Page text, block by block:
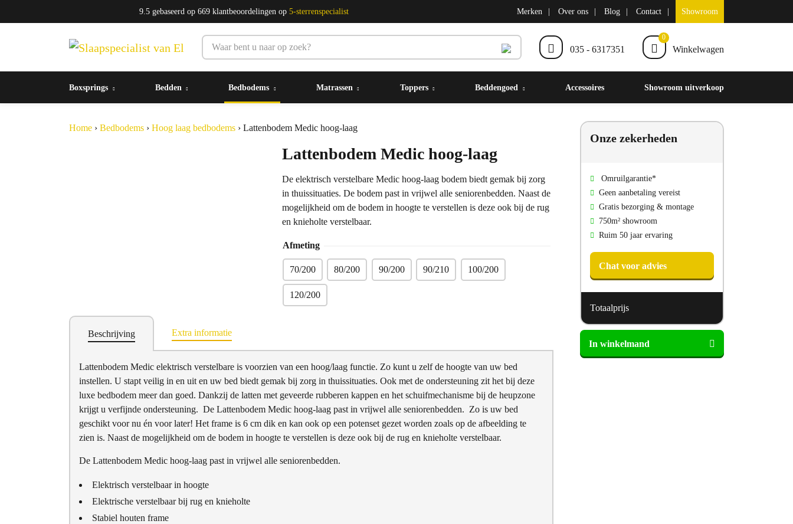
9.5 gebaseerd op 669 klantbeoordelingen op 5-sterrenspecialist Merken Over ons Blog Contact Showroom
035 - 6317351
0
Winkelwagen
Boxsprings Bedden Bedbodems Matrassen Toppers Beddengoed Accessoires Showroom uitverkoop
Home › Bedbodems › Hoog laag bedbodems › Lattenbodem Medic hoog-laag
Lattenbodem Medic hoog-laag
De elektrisch verstelbare Medic hoog-laag bodem biedt gemak bij zorg
in thuissituaties. De bodem past in vrijwel alle seniorenbedden. Naast de
mogelijkheid om de bodem in hoogte te verstellen is deze ook bij de rug
en knieholte verstelbaar.
Afmeting
70/200 80/200 90/200 90/210 100/200
120/200
Beschrijving Extra informatie
Lattenbodem Medic elektrisch verstelbare is voorzien van een hoog/laag functie. Zo kunt u zelf de hoogte van uw bed
instellen. U stapt veilig in en uit en uw bed biedt gemak bij zorg in thuissituaties. Ook met de ondersteuning zit het bij deze
luxe bedbodem meer dan goed. Dankzij de latten met geveerde rubberen kappen en het schuifmechanisme bij de heupzone
krijgt u verfijnde ondersteuning. De Lattenbodem Medic hoog-laag past in vrijwel alle seniorenbedden. Zo is uw bed
geschikt voor nu én voor later! Het frame is 6 cm dik en kan ook op een potenset gezet worden zoals op de afbeelding te
zien is. Naast de mogelijkheid om de bodem in hoogte te verstellen is deze ook bij de rug en knieholte verstelbaar.
De Lattenbodem Medic hoog-laag past in vrijwel alle seniorenbedden.
Elektrisch verstelbaar in hoogte
Elektrische verstelbaar bij rug en knieholte
Stabiel houten frame
Onze zekerheden
Omruilgarantie*
Geen aanbetaling vereist
Gratis bezorging & montage
750m² showroom
Ruim 50 jaar ervaring
Chat voor advies
Totaalprijs
Lattenbodem
Medic
hoog-
In winkelmand